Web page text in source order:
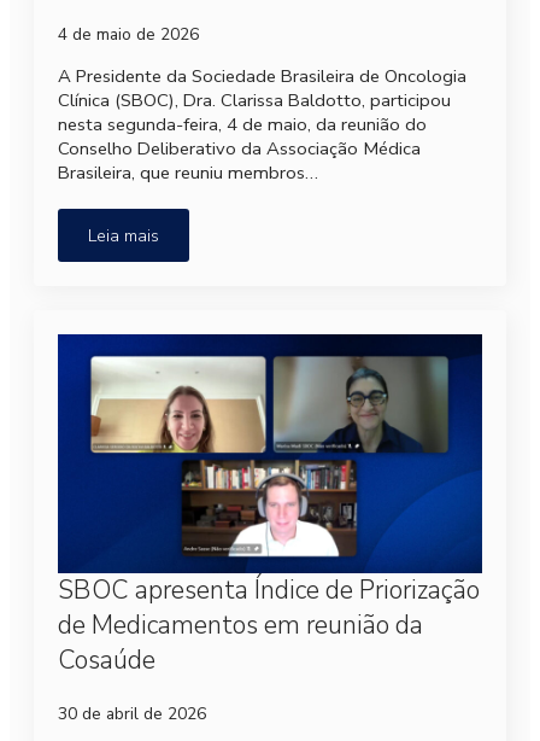
4 de maio de 2026
A Presidente da Sociedade Brasileira de Oncologia
Clínica (SBOC), Dra. Clarissa Baldotto, participou
nesta segunda-feira, 4 de maio, da reunião do
Conselho Deliberativo da Associação Médica
Brasileira, que reuniu membros…
Leia mais
SBOC apresenta Índice de Priorização
de Medicamentos em reunião da
Cosaúde
30 de abril de 2026